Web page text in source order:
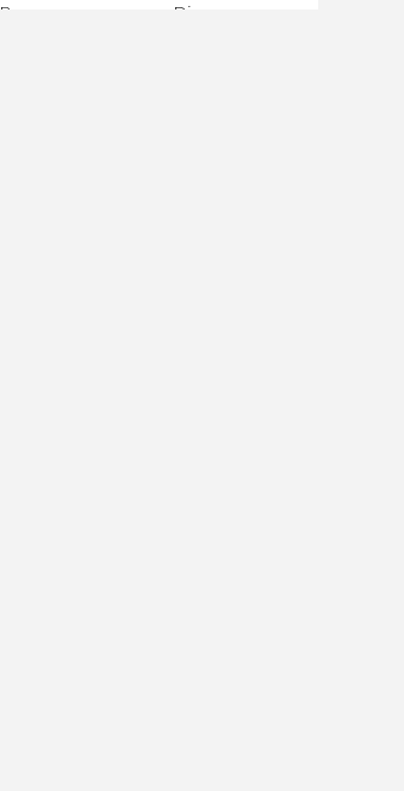
Видеорегистратор Digma